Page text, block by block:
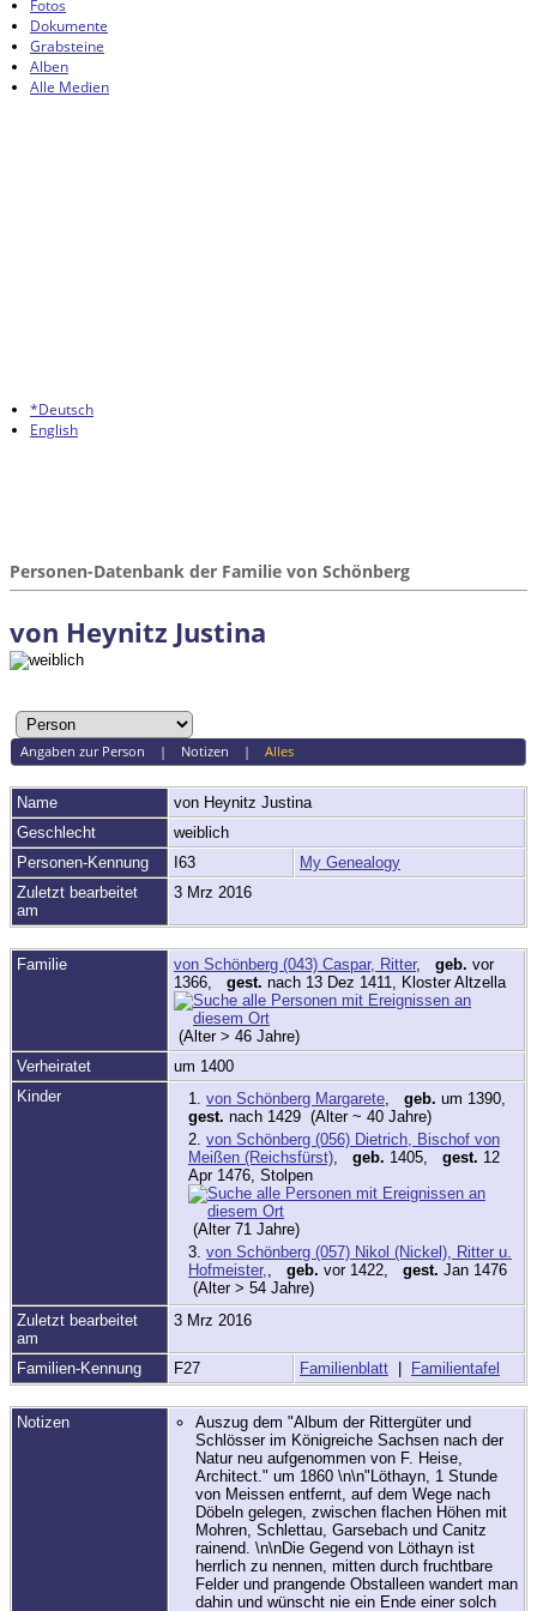
Fotos
Dokumente
Grabsteine
Alben
Alle Medien
*Deutsch
English
Personen-Datenbank der Familie von Schönberg
von Heynitz Justina
Angaben zur Person | Notizen | Alles
Name von Heynitz Justina
Geschlecht
weiblich
Personen-Kennung
I63
My Genealogy
Zuletzt bearbeitet
am
3 Mrz 2016
Familie von Schönberg (043) Caspar, Ritter, geb. vor
1366, gest. nach 13 Dez 1411, Kloster Altzella
(Alter > 46 Jahre)
Verheiratet
um 1400
Kinder
1. von Schönberg Margarete geb. um 1390,
gest. nach 1429 (Alter ~ 40 Jahre)
2. von Schönberg (056) Dietrich, Bischof von
Meißen (Reichsfürst)
geb. 1405, gest. 12
Apr 1476, Stolpen
(Alter 71 Jahre)
3. von Schönberg (057) Nikol (Nickel), Ritter u.
Hofmeister,
geb. vor 1422, gest. Jan 1476
(Alter > 54 Jahre)
Zuletzt bearbeitet
am
3 Mrz 2016
Familien-Kennung F27 Familienblatt | Familientafel
Notizen
Auszug dem "Album der Rittergüter und
Schlösser im Königreiche Sachsen nach der
Natur neu aufgenommen von F. Heise,
Architect." um 1860 \n\n"Löthayn, 1 Stunde
von Meissen entfernt, auf dem Wege nach
Döbeln gelegen, zwischen flachen Höhen mit
Mohren, Schlettau, Garsebach und Canitz
rainend. \n\nDie Gegend von Löthayn ist
herrlich zu nennen, mitten durch fruchtbare
Felder und prangende Obstalleen wandert man
dahin und wünscht nie ein Ende einer solch